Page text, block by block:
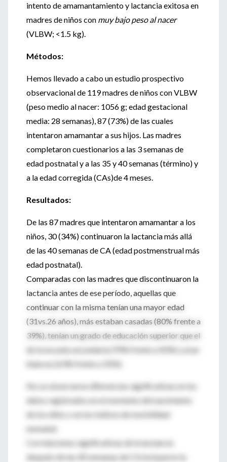
intento de amamantamiento y lactancia exitosa en
madres de niños con muy bajo peso al nacer
(VLBW; <1.5 kg).
Métodos:
Hemos llevado a cabo un estudio prospectivo
observacional de 119 madres de niños con VLBW
(peso medio al nacer: 1056 g; edad gestacional
media: 28 semanas), 87 (73%) de las cuales
intentaron amamantar a sus hijos. Las madres
completaron cuestionarios a las 3 semanas de
edad postnatal y a las 35 y 40 semanas (término) y
a la edad corregida (CAs)de 4 meses.
Resultados:
De las 87 madres que intentaron amamantar a los
niños, 30 (34%) continuaron la lactancia más allá
de las 40 semanas de CA (edad postmenstrual más
edad postnatal).
Comparadas con las madres que discontinuaron la
lactancia antes de ese período, aquellas que
continuar con la misma tenían una mayor edad
(31vs.26 años), más estaban casadas (80% frente a
39%), tenían un grado de educación superior que el
de la escuela secundaria (70% frente a 42%) y eran
blancas (63% frente a 35%).
No se observaron diferencias significativas en los
datos registrados en el momento del nacimiento
de los niños o en los índices de morbilidad
neonatal.
Correlaciones significativas de la lactancia
después de las 40 semanas de CA incluyeron la